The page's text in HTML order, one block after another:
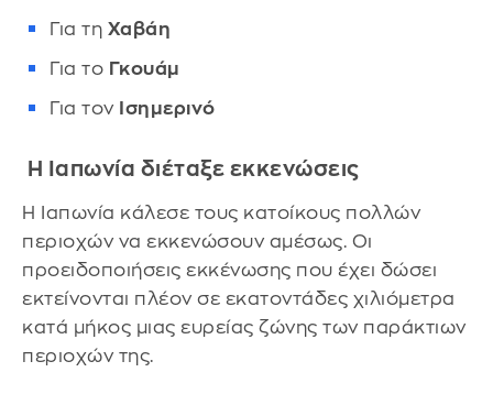
Για τη Χαβάη
Για το Γκουάμ
Για τον Ισημερινό
Η Ιαπωνία διέταξε εκκενώσεις
Η Ιαπωνία κάλεσε τους κατοίκους πολλών
περιοχών να εκκενώσουν αμέσως. Οι
προειδοποιήσεις εκκένωσης που έχει δώσει
εκτείνονται πλέον σε εκατοντάδες χιλιόμετρα
κατά μήκος μιας ευρείας ζώνης των παράκτιων
περιοχών της.